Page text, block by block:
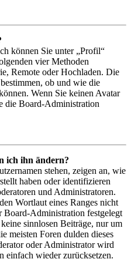
können Sie unter „Profil“
vier Methoden
Remote oder Hochladen. Die
ob und wie die
Wenn Sie keinen Avatar
die Board-Administration
ich ihn ändern?
stehen, zeigen an, wie
haben oder identifizieren
und Administratoren.
Wortlaut eines Ranges nicht
Board-Administration festgelegt
sinnlosen Beiträge, nur um
meisten Foren dulden dieses
oder Administrator wird
einfach wieder zurücksetzen.